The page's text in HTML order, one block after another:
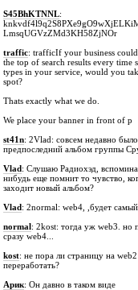
S45BhKTNNL:
LmsqUGVzZMd3KH58ZjNOr
traffic: trafficIf your business
the top of search results every time
types in your service, would you
spot?
Thats exactly what we do.
We place your banner in front of p
st41n: 2Vlad: совсем недавно было.
предпоследний альбом группы
Vlad: Слушаю Радиохэд,
нибудь еще помнит то чувство,
заходит новый альбом?
Vlad: 2normal: web4, ,будет
normal: 2kost: тогда уж web3. но
сразу web4...
kost: не пора ли страницу на web2
переработать?
Арик: Он давно в таком виде